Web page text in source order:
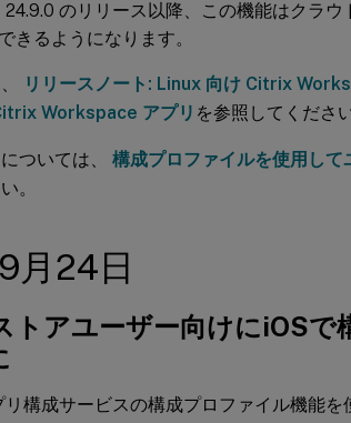
24.9.0 のリリース以降、この機能はクラ
きるようになります。
リリースノート: Linux 向け Citrix
Workspace アプリ を参照してください
ついては、 構成プロファイルを使用し
。
月24日
トアユーザー向けにiOSで
リ構成サービスの構成プロファイル機能